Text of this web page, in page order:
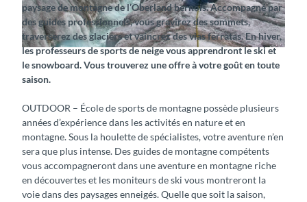
© Outdoor Switzerland AG, Interlaken Tourismus |CC-BY-SA
paysage de montagne de l’Oberland bernois. Accompagné par
des guides professionnels, vous gravirez des sommets,
traverserez des glaciers et vaincrez des vias ferratas. En hiver,
les professeurs de sports de neige vous apprendront le ski et
le snowboard. Vous trouverez une offre à votre goût en toute
saison.
OUTDOOR – École de sports de montagne possède plusieurs
années d’expérience dans les activités en nature et en
montagne. Sous la houlette de spécialistes, votre aventure n’en
sera que plus intense. Des guides de montagne compétents
vous accompagneront dans une aventure en montagne riche
en découvertes et les moniteurs de ski vous montreront la
voie dans des paysages enneigés. Quelle que soit la saison,